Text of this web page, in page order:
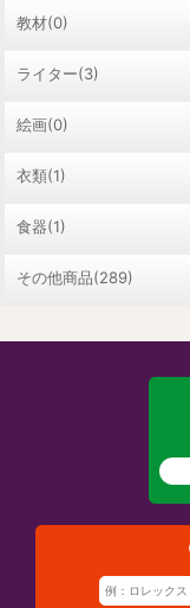
教材(0)
ライター(3)
絵画(0)
衣類(1)
食器(1)
その他商品(289)